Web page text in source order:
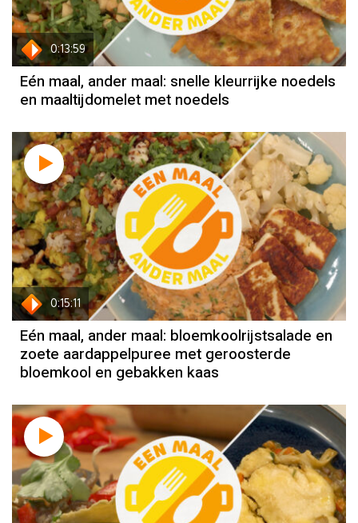
0:13:59
Eén maal, ander maal: snelle kleurrijke noedels
en maaltijdomelet met noedels
0:15:11
Eén maal, ander maal: bloemkoolrijstsalade en
zoete aardappelpuree met geroosterde
bloemkool en gebakken kaas